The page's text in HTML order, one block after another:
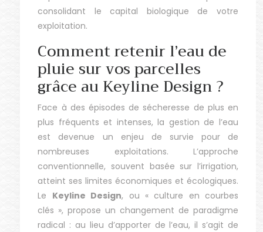
consolidant le capital biologique de votre
exploitation.
Comment retenir l’eau de
pluie sur vos parcelles
grâce au Keyline Design ?
Face à des épisodes de sécheresse de plus en
plus fréquents et intenses, la gestion de l’eau
est devenue un enjeu de survie pour de
nombreuses exploitations. L’approche
conventionnelle, souvent basée sur l’irrigation,
atteint ses limites économiques et écologiques.
Le Keyline Design, ou « culture en courbes
clés », propose un changement de paradigme
radical : au lieu d’apporter de l’eau, il s’agit de